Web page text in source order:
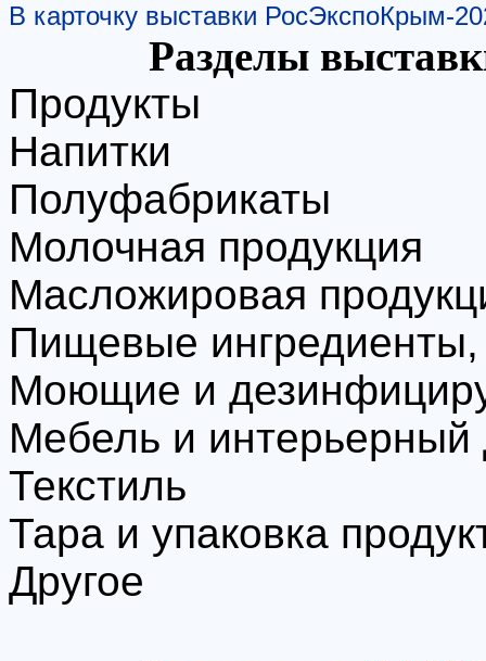
В карточку выставки РосЭкспоКрым-
Разделы
Продукты
Напитки
Полуфабрикаты
Молочная продукция
Масложировая
Пищевые ингредиенты,
Моющие и
Мебель и интерьерный
Текстиль
Тара и упаковка
Другое